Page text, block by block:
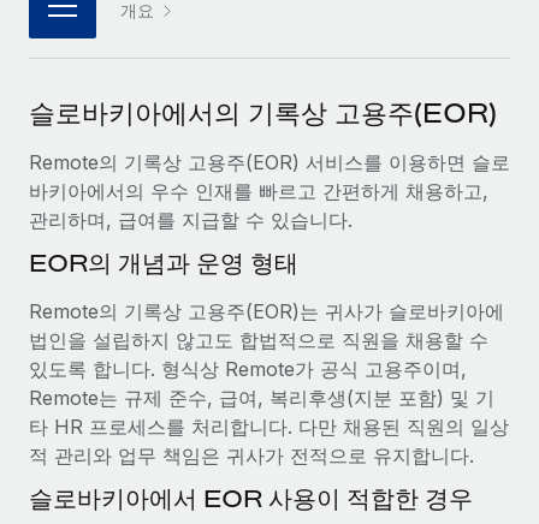
핵심 비즈니스 도구로 프로세스를 간소화
전문가 상담
글로벌 인사 및 규정 준수 업무 처리에 전문가 지원 제공
신원 조사
Compliance Watchtower
규정 준수 관련 위험에 선제적으로 대응
기기 관리
전 세계 IT 장비 제공 및 추적 관리
법인 설립
법인 설립을 빠르고 준법적으로 지원
Remote와의 파트너십 기회 탐색
Remote Build 곧 제공 예정
사례 연구
AI 분야의 선구자인 Weaviate가 Remote와 협력하여
Weaviate 한눈에 보기 Weaviate는 오픈 소스, AI 우선 인프라를
구축합니다. 이 회사의 미션은 전 세계 개발자 및 운영자
(DevOps/MLOps)에게 AI 네이티브...
자세히 알아보기
급여 및 인재 인사이트
지원받기
글로벌 급여
EOR 및 PEO
계약자 관리
세금
개요
슬로바키아에서의 기록상 고용주(EOR)
Remote의 기록상 고용주(EOR) 서비스를 이용하면 슬로
바키아에서의 우수 인재를 빠르고 간편하게 채용하고,
관리하며, 급여를 지급할 수 있습니다.
EOR의 개념과 운영 형태
Remote의 기록상 고용주(EOR)는 귀사가 슬로바키아에
법인을 설립하지 않고도 합법적으로 직원을 채용할 수
있도록 합니다. 형식상 Remote가 공식 고용주이며,
Remote는 규제 준수, 급여, 복리후생(지분 포함) 및 기
타 HR 프로세스를 처리합니다. 다만 채용된 직원의 일상
적 관리와 업무 책임은 귀사가 전적으로 유지합니다.
슬로바키아에서 EOR 사용이 적합한 경우